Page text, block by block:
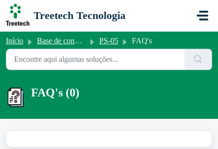
Ir para o conteúdo principal
Treetech Tecnologia
Início Base de conhecimento PS-05 FAQ's
FAQ's (0)